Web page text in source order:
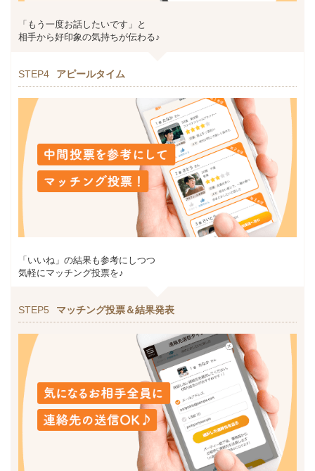
「もう一度お話したいです」と
相手から好印象の気持ちが伝わる♪
STEP4 アピールタイム
「いいね」の結果も参考にしつつ
気軽にマッチング投票を♪
STEP5 マッチング投票＆結果発表